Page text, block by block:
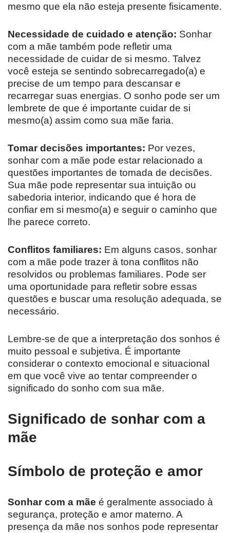
mesmo que ela não esteja presente fisicamente.
Necessidade de cuidado e atenção: Sonhar
com a mãe também pode refletir uma
necessidade de cuidar de si mesmo. Talvez
você esteja se sentindo sobrecarregado(a) e
precise de um tempo para descansar e
recarregar suas energias. O sonho pode ser um
lembrete de que é importante cuidar de si
mesmo(a) assim como sua mãe faria.
Tomar decisões importantes: Por vezes,
sonhar com a mãe pode estar relacionado a
questões importantes de tomada de decisões.
Sua mãe pode representar sua intuição ou
sabedoria interior, indicando que é hora de
confiar em si mesmo(a) e seguir o caminho que
lhe parece correto.
Conflitos familiares: Em alguns casos, sonhar
com a mãe pode trazer à tona conflitos não
resolvidos ou problemas familiares. Pode ser
uma oportunidade para refletir sobre essas
questões e buscar uma resolução adequada, se
necessário.
Lembre-se de que a interpretação dos sonhos é
muito pessoal e subjetiva. É importante
considerar o contexto emocional e situacional
em que você vive ao tentar compreender o
significado do sonho com sua mãe.
Significado de sonhar com a
mãe
Símbolo de proteção e amor
Sonhar com a mãe é geralmente associado à
segurança, proteção e amor materno. A
presença da mãe nos sonhos pode representar